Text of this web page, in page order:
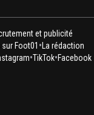
et publicité
Foot01 •La rédaction
•TikTok•Facebook